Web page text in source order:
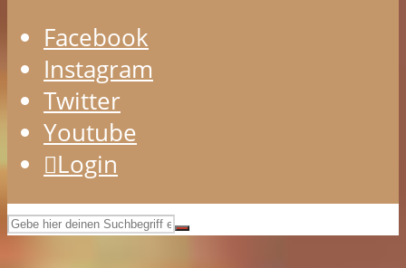
Facebook
Instagram
Twitter
Youtube
Login